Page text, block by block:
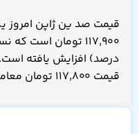
قیمت ۱۱۷,۸۰۰ تومان معامله می‌شد.